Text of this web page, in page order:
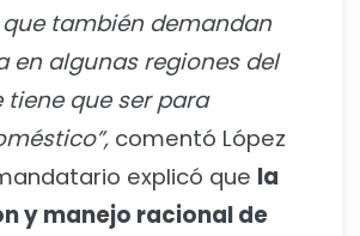
también demandan
en algunas regiones del
tiene que ser para
comentó López
explicó que la
y manejo racional de